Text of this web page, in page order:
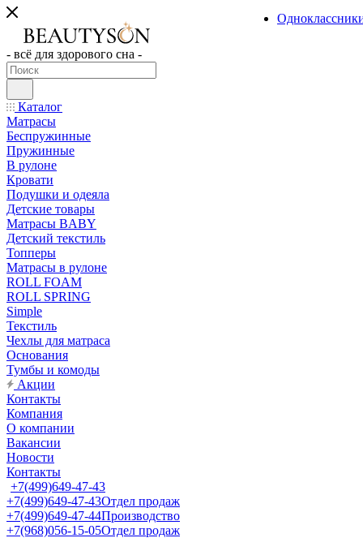
- всё для здорового сна -
Каталог
Матрасы
Беспружинные
Пружинные
В рулоне
Кровати
Подушки и одеяла
Детские товары
Матрасы BABY
Детский текстиль
Топперы
Матрасы в рулоне
ROLL FOAM
ROLL SPRING
Simple
Текстиль
Чехлы для матраса
Основания
Тумбы и комоды
Акции
Контакты
Компания
О компании
Вакансии
Новости
Контакты
+7(499)649-47-43
+7(499)649-47-43Отдел продаж
+7(499)649-47-44Производство
+7(968)056-15-05Отдел продаж